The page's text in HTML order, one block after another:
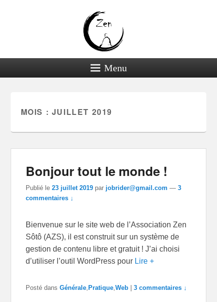
Menu
MOIS : JUILLET 2019
Bonjour tout le monde !
Publié le23 juillet 2019 par jobrider@gmail.com —3
commentaires ↓
Bienvenue sur le site web de l’Association Zen
Sôtô (AZS), il est construit sur un système de
gestion de contenu libre et gratuit ! J’ai choisi
d’utiliser l’outil WordPress pour Lire +
Posté dans Générale Pratique ,Web |3 commentaires ↓